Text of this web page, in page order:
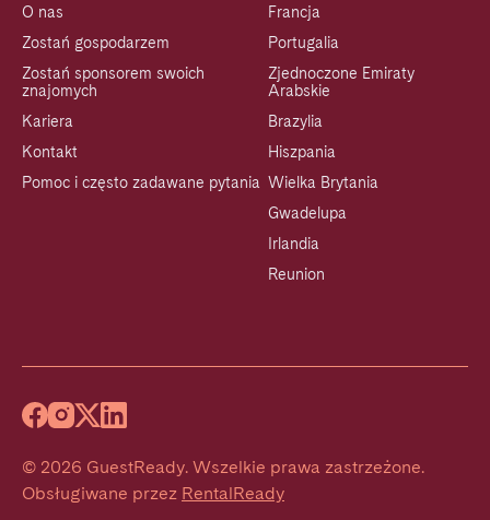
O nas
Zostań gospodarzem
Zostań sponsorem swoich
znajomych
Kariera
Kontakt
Pomoc i często zadawane pytania
Francja
Portugalia
Zjednoczone Emiraty
Arabskie
Brazylia
Hiszpania
Wielka Brytania
Gwadelupa
Irlandia
Reunion
© 2026 GuestReady. Wszelkie prawa zastrzeżone.
Obsługiwane przez RentalReady